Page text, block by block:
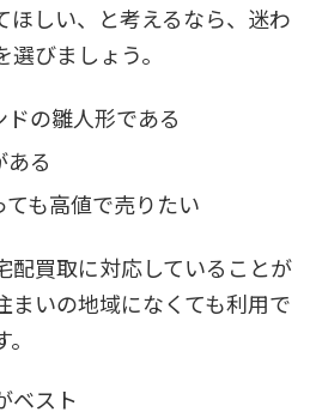
ほしい、と考えるなら、迷わ
びましょう。
の雛人形である
る
も高値で売りたい
配買取に対応していることが
まいの地域になくても利用で
ベスト